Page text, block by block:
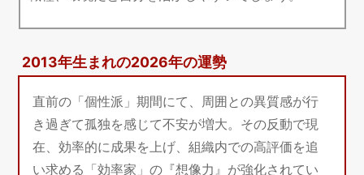
2013年生まれの2026年の運勢
直前の「個性派」期間にて、周囲との異質感が行
き過ぎて孤独を感じて不安が増大。その反動で現
在、効率的に成果を上げ、組織内での高評価を追
い求める「効率家」の『想像力』が強化されてい